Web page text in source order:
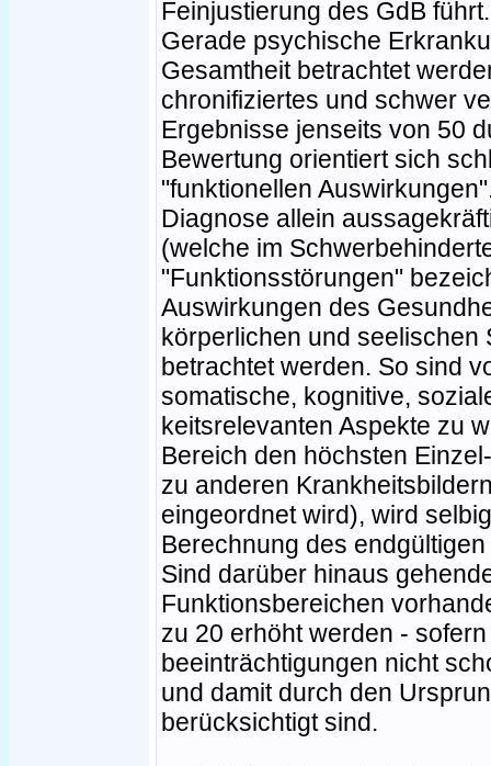
Feinjustierung des GdB führt.
Gerade psychische
Gesamtheit betrachtet
chronifiziertes und schwer
Ergebnisse jenseits von 50
Bewertung orientiert sich
"funktionellen
Diagnose allein
(welche im
"Funktionsstörungen"
Auswirkungen des
körperlichen und seelischen
betrachtet werden. So sind
somatische, kognitive,
keitsrelevanten Aspekte zu
Bereich den höchsten
zu anderen
eingeordnet wird), wird
Berechnung des
Sind darüber hinaus
Funktionsbereichen
zu 20 erhöht werden -
beeinträchtigungen nicht
und damit durch den
berücksichtigt sind.